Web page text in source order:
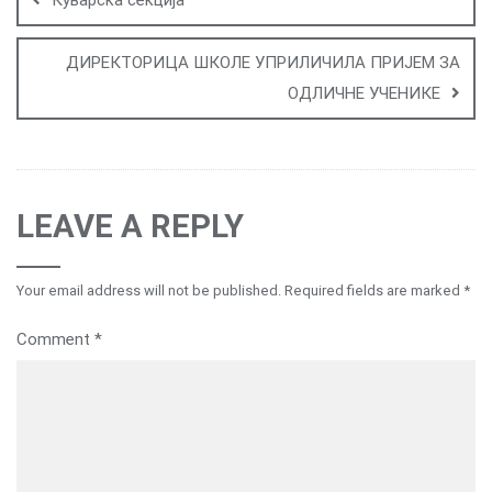
ДИРЕКТОРИЦА ШКОЛЕ УПРИЛИЧИЛА ПРИЈЕМ ЗА
ОДЛИЧНЕ УЧЕНИКЕ
LEAVE A REPLY
Your email address will not be published. Required fields are marked *
Comment *